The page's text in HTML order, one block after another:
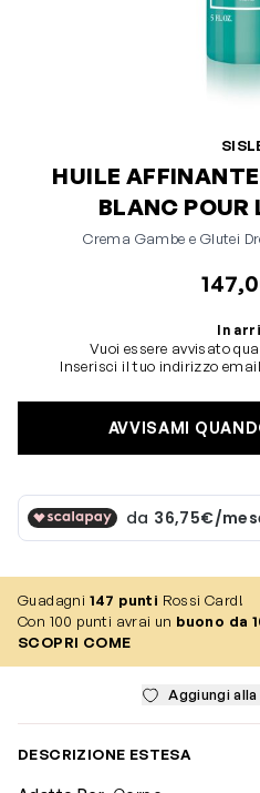
HUILE
BLANC POUR
Crema Gambe e Glutei
In
Vuoi essere avvisato
Inserisci il tuo indirizzo
AVVISAMI
Guadagni 147 punti Rossi Card!
Con 100 punti avrai un buono da
SCOPRI COME
Aggiungi
DESCRIZIONE ESTESA